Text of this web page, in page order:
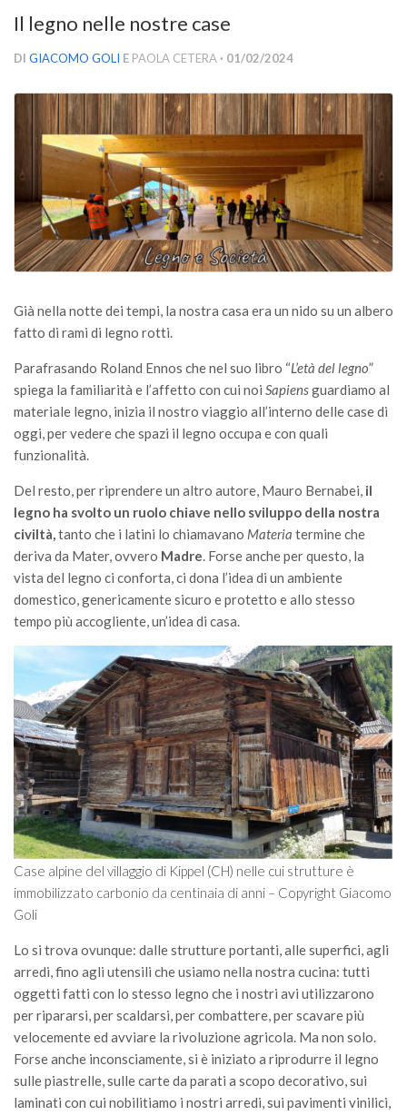
Versamento Quote di Iscrizione
GdL Inquinamento e Foreste
GdL Terpeni in Ecologia
GdL Biodiversità Forestale
GdL Arboricoltura da Legno e Agroselvicoltura
GdL Modellistica Forestale
GdL Selvicoltura
GdL Pianificazione Forestale
GdL Filiera del legno
GdL Gestione Incendi Boschivi
GdL Verde Urbano
GdL Foreste, Mitigazione, Adattamento
GdL Infrastrutture, Risorse, Innovazione
GdL Boschi Vetusti
GdL “TreeTalkers”
GdL Boschi Cedui
News
Post Recenti
Ricevi la SISEF Newsletter
Avvisi
Borse di Studio
Call for Papers
Call for Proposals
Comunicati
Congressi
Corsi di Aggiornamento
Corsi di Specializzazione
Giornate di Studio
Opportunità di Lavoro
Reports
Il legno nelle nostre case
DI GIACOMO GOLI E PAOLA CETERA · 01/02/2024
Già nella notte dei tempi, la nostra casa era un nido su un albero
fatto di rami di legno rotti.
Parafrasando Roland Ennos che nel suo libro “L’età del legno”
spiega la familiarità e l’affetto con cui noi Sapiensguardiamo al
materiale legno, inizia il nostro viaggio all’interno delle case di
oggi, per vedere che spazi il legno occupa e con quali
funzionalità.
Del resto, per riprendere un altro autore, Mauro Bernabei, il
legno ha svolto un ruolo chiave nello sviluppo della nostra
civiltà,tanto che i latini lo chiamavano Materia termine che
deriva da Mater, ovvero Madre. Forse anche per questo, la
vista del legno ci conforta, ci dona l’idea di un ambiente
domestico, genericamente sicuro e protetto e allo stesso
tempo più accogliente, un’idea di casa.
Case alpine del villaggio di Kippel (CH) nelle cui strutture è
immobilizzato carbonio da centinaia di anni – Copyright Giacomo
Goli
Lo si trova ovunque: dalle strutture portanti, alle superfici, agli
arredi, fino agli utensili che usiamo nella nostra cucina: tutti
oggetti fatti con lo stesso legno che i nostri avi utilizzarono
per ripararsi, per scaldarsi, per combattere, per scavare più
velocemente ed avviare la rivoluzione agricola. Ma non solo.
Forse anche inconsciamente, si è iniziato a riprodurre il legno
sulle piastrelle, sulle carte da parati a scopo decorativo, sui
laminati con cui nobilitiamo i nostri arredi, sui pavimenti vinilici,